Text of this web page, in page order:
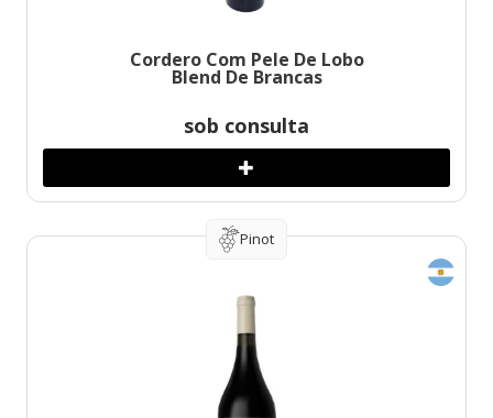
Cordero Com Pele De Lobo
Blend De Brancas
sob consulta
Pinot